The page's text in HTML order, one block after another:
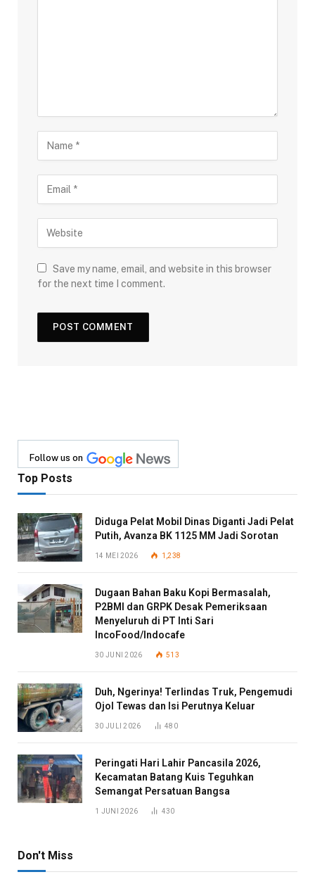
Save my name, email, and website in this browser
for the next time I comment.
Follow us on
Top Posts
Diduga Pelat Mobil Dinas Diganti Jadi Pelat
Putih, Avanza BK 1125 MM Jadi Sorotan
14 MEI 2026 1,238
Dugaan Bahan Baku Kopi Bermasalah,
P2BMI dan GRPK Desak Pemeriksaan
Menyeluruh di PT Inti Sari
IncoFood/Indocafe
30 JUNI 2026 513
Duh, Ngerinya! Terlindas Truk, Pengemudi
Ojol Tewas dan Isi Perutnya Keluar
30 JULI 2026 480
Peringati Hari Lahir Pancasila 2026,
Kecamatan Batang Kuis Teguhkan
Semangat Persatuan Bangsa
1 JUNI 2026 430
Don't Miss